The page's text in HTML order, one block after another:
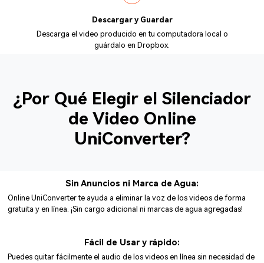
Descargar y Guardar
Descarga el video producido en tu computadora local o
guárdalo en Dropbox.
¿Por Qué Elegir el Silenciador
de Video Online
UniConverter?
Sin Anuncios ni Marca de Agua:
Online UniConverter te ayuda a eliminar la voz de los videos de forma
gratuita y en línea. ¡Sin cargo adicional ni marcas de agua agregadas!
Fácil de Usar y rápido:
Puedes quitar fácilmente el audio de los videos en línea sin necesidad de